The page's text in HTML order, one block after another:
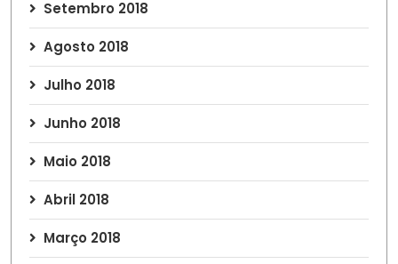
Setembro 2018
Agosto 2018
Julho 2018
Junho 2018
Maio 2018
Abril 2018
Março 2018